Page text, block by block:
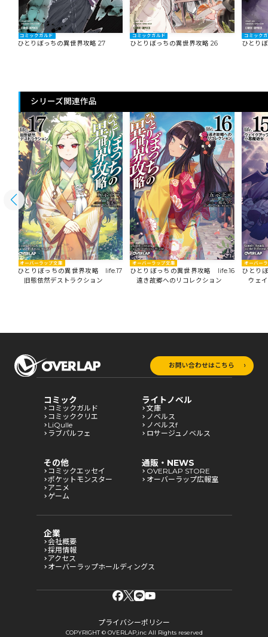
コミックガルド
ひとりぼっちの異世界攻略 27
コミックガルド
ひとりぼっちの異世界攻略 26
コミック
ひとり
シリーズ関連作品
オーバーラップ文庫
ひとりぼっちの異世界攻略 life.17
旧態依然デストラクション
オーバーラップ文庫
ひとりぼっちの異世界攻略 life.16
遠き故郷へのリコレクション
オーバー
ひとり
ウェイ
お問い合わせはこちら
コミック
コミックガルド
コミッククリエ
LiQulle
ラブパルフェ
ライトノベル
文庫
ノベルス
ノベルスf
ロサージュノベルス
その他
コミックエッセイ
ポケットモンスター
アニメ
ゲーム
通販・NEWS
OVERLAP STORE
オーバーラップ広報室
企業
会社概要
採用情報
アクセス
オーバーラップホールディングス
プライバシーポリシー
COPYRIGHT © OVERLAP,inc All Rights reserved